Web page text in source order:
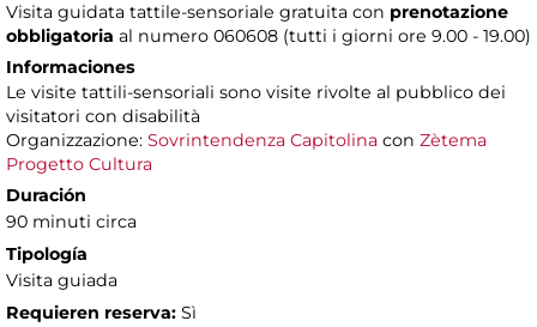
Visita guidata tattile-sensoriale gratuita con prenotazione
obbligatoria al numero 060608 (tutti i giorni ore 9.00 - 19.00)
Informaciones
Le visite tattili-sensoriali sono visite rivolte al pubblico dei
visitatori con disabilità
Organizzazione: Sovrintendenza Capitolina con Zètema
Progetto Cultura
Duración
90 minuti circa
Tipología
Visita guiada
Requieren reserva: Sì